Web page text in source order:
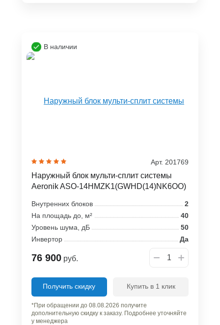
В наличии
Арт. 201769
Наружный блок мульти-сплит системы
Aeronik ASO-14HMZK1(GWHD(14)NK6OO)
Внутренних блоков
2
На площадь до, м²
40
Уровень шума, дБ
50
Инвертор
Да
76 900 руб.
Получить скидку Купить в 1 клик
*При обращении до 08.08.2026 получите
дополнительную скидку к заказу. Подробнее уточняйте
у менеджера